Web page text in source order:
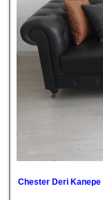
Chester Deri Kanepe